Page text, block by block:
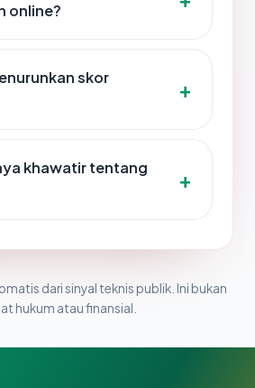
online?
skor
khawatir tentang
dari sinyal teknis publik. Ini bukan
hukum atau finansial.